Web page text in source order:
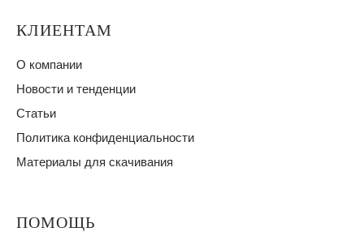
КЛИЕНТАМ
О компании
Новости и тенденции
Статьи
Политика конфиденциальности
Материалы для скачивания
ПОМОЩЬ